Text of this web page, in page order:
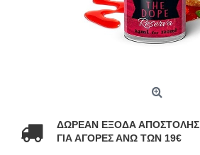
ΔΩΡΕΑΝ ΕΞΟΔΑ ΑΠΟΣΤΟΛΗΣ
ΓΙΑ ΑΓΟΡΕΣ ΑΝΩ ΤΩΝ 19€